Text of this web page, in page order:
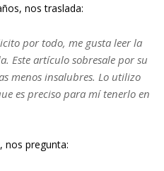
nos traslada:
por todo, me gusta leer la
Este artículo sobresale por su
menos insalubres. Lo utilizo
es preciso para mí tenerlo en
nos pregunta: